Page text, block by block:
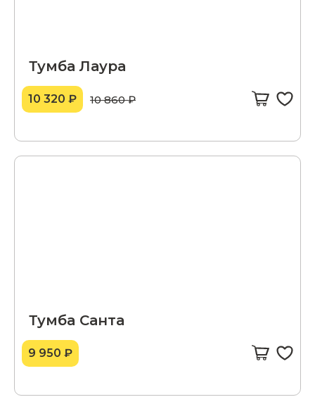
Тумба Лаура
10 320 ₽ 10 860 ₽
Тумба Санта
9 950 ₽